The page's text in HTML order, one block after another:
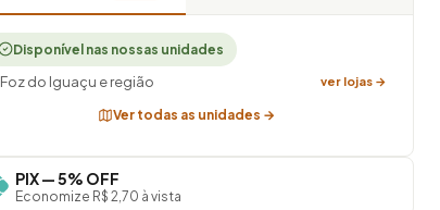
Disponível nas nossas unidades
Foz do Iguaçu e região ver lojas →
Ver todas as unidades →
PIX — 5% OFF
Economize R$ 2,70 à vista